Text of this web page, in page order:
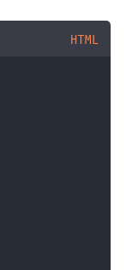
HTML